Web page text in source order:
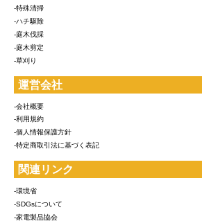
-特殊清掃
-ハチ駆除
-庭木伐採
-庭木剪定
-草刈り
運営会社
-会社概要
-利用規約
-個人情報保護方針
-特定商取引法に基づく表記
関連リンク
-環境省
-SDGsについて
-家電製品協会